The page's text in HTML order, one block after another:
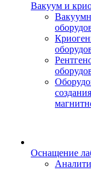
Вакуум и
создания
Оснащение